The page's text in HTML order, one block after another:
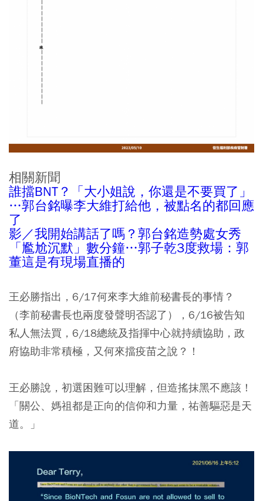
相關新聞
誰擋BNT？「大小姐說，你還是不要買了」
…郭台銘曝李大維打給他，被點名的都回應
了
影／我開始講話了嗎？郭台銘造勢處女秀
「尷尬沉默」數分鐘…郭子乾3度救場：郭
董這是有現場直播的
王必勝指出，6/17何來李大維前秘書長的事情？
（李前秘書長也兩度發聲明否認了），6/16被告知
私人無法買，6/18總統及指揮中心就持續協助，政
府協助非常積極，又何來擋疫苗之說？！
王必勝說，初選困難可以理解，但造搖抹黑不應該！
「關公、媽祖都是正向的信仰和力量，祐善驅惡是天
道。」